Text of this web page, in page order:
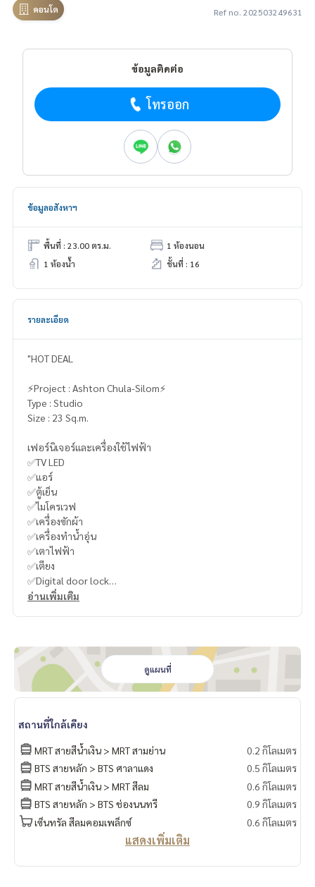
คอนโด Ref no. 202503249631
ข้อมูลติดต่อ
โทรออก
ข้อมูลอสังหาฯ
พื้นที่ : 23.00 ตร.ม.
1 ห้องนอน
1 ห้องน้ำ
ชั้นที่ : 16
รายละเอียด
"HOT DEAL
⚡️Project : Ashton Chula-Silom⚡️
Type : Studio
Size : 23 Sq.m.
เฟอร์นิเจอร์และเครื่องใช้ไฟฟ้า
✅TV LED
✅แอร์
✅ตู้เย็น
✅ไมโครเวฟ
✅เครื่องซักผ้า
✅เครื่องทำน้ำอุ่น
✅เตาไฟฟ้า
✅เตียง
✅Digital door lock
You can inbox or dm to ask more information, It’s my pleas
ure to give.
Tel :
093-943-4388
What App+6693-943-4388
LINE ID : @BPP2019
-
#Kero"
อ่านเพิ่มเติม
ดูแผนที่
สถานที่ใกล้เคียง
MRT สายสีน้ำเงิน > MRT สามย่าน
0.2 กิโลเมตร
BTS สายหลัก > BTS ศาลาแดง
0.5 กิโลเมตร
MRT สายสีน้ำเงิน > MRT สีลม
0.6 กิโลเมตร
BTS สายหลัก > BTS ช่องนนทรี
0.9 กิโลเมตร
เซ็นทรัล สีลมคอมเพล็กซ์
0.6 กิโลเมตร
แสดงเพิ่มเติม